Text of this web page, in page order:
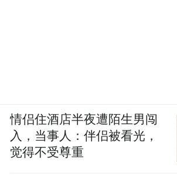
情侣住酒店半夜遭陌生男闯
入，当事人：伴侣被看光，
觉得不受尊重